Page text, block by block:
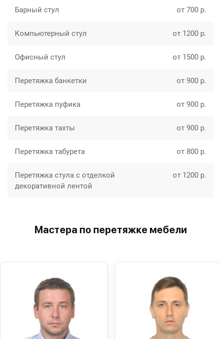
Барный стул от 700 р.
Компьютерный стул от 1200 р.
Офисный стул от 1500 р.
Перетяжка банкетки от 900 р.
Перетяжка пуфика от 900 р.
Перетяжка тахты от 900 р.
Перетяжка табурета от 800 р.
Перетяжка стула с отделкой
декоративной лентой
от 1200 р.
Мастера по перетяжке мебели